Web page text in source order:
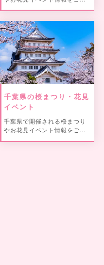
介。
千葉県の桜まつり・花見
イベント
千葉県で開催される桜まつり
やお花見イベント情報をご紹